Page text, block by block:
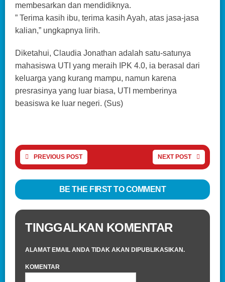
membesarkan dan mendidiknya.
” Terima kasih ibu, terima kasih Ayah, atas jasa-jasa
kalian,” ungkapnya lirih.
Diketahui, Claudia Jonathan adalah satu-satunya
mahasiswa UTI yang meraih IPK 4.0, ia berasal dari
keluarga yang kurang mampu, namun karena
presrasinya yang luar biasa, UTI memberinya
beasiswa ke luar negeri. (Sus)
PREVIOUS POST NEXT POST
BE THE FIRST TO COMMENT
TINGGALKAN KOMENTAR
ALAMAT EMAIL ANDA TIDAK AKAN DIPUBLIKASIKAN.
KOMENTAR